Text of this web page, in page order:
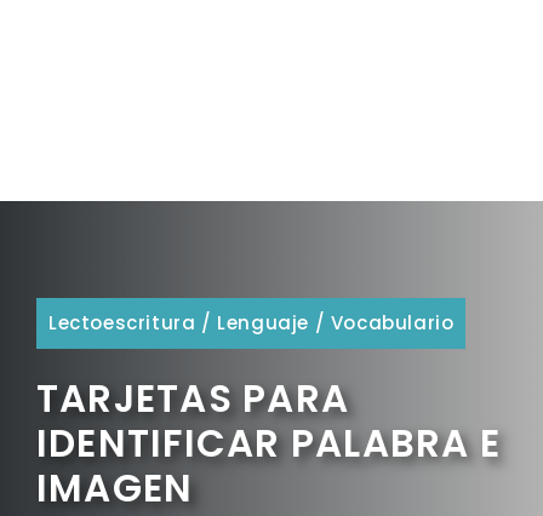
Lectoescritura / Lenguaje / Vocabulario
TARJETAS PARA
IDENTIFICAR PALABRA E
IMAGEN